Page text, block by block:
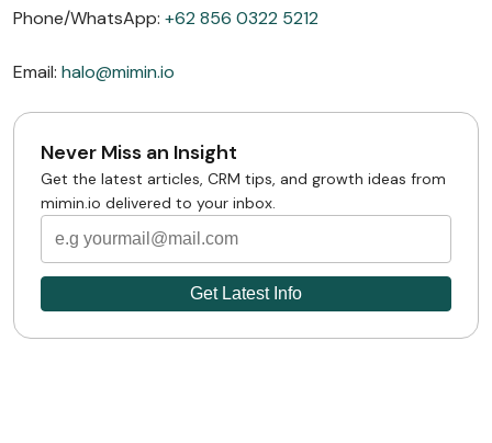
Phone/WhatsApp: +62 856 0322 5212
Email: halo@mimin.io
Never Miss an Insight
Get the latest articles, CRM tips, and growth ideas from
mimin.io delivered to your inbox.